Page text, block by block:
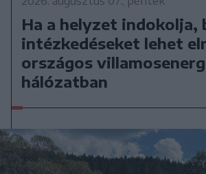
Ha a helyzet indokolja,
intézkedéseket lehet
országos
hálózatban